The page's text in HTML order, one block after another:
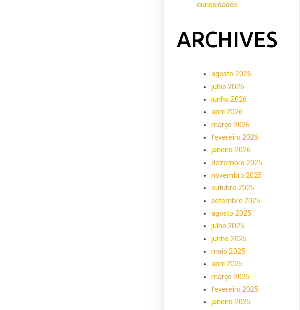
curiosidades
ARCHIVES
agosto 2026
julho 2026
junho 2026
abril 2026
março 2026
fevereiro 2026
janeiro 2026
dezembro 2025
novembro 2025
outubro 2025
setembro 2025
agosto 2025
julho 2025
junho 2025
maio 2025
abril 2025
março 2025
fevereiro 2025
janeiro 2025